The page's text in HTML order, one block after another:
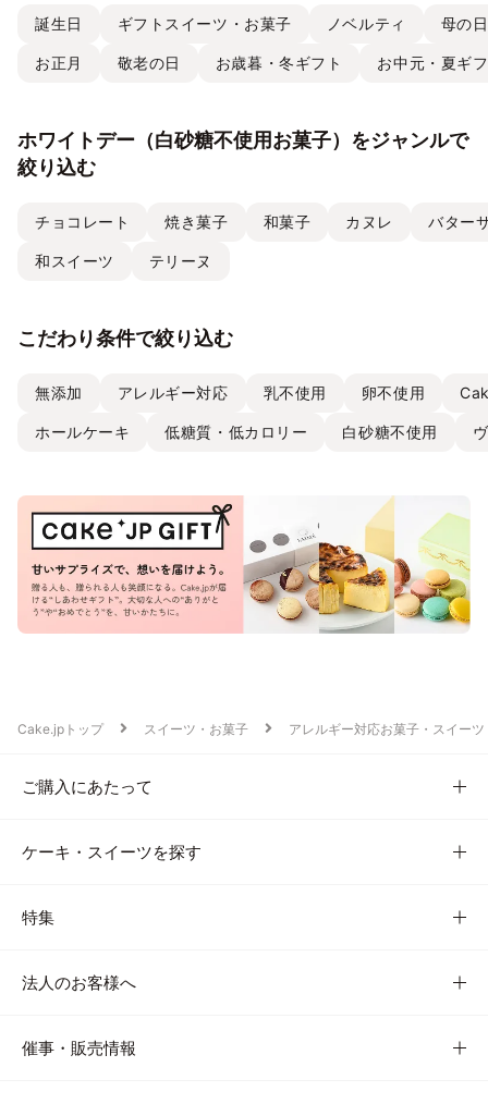
誕生日 ギフトスイーツ・お菓子 ノベルティ 母の日
お正月 敬老の日 お歳暮・冬ギフト お中元・夏ギ
ホワイトデー（白砂糖不使用お菓子）をジャンルで
絞り込む
チョコレート 焼き菓子 和菓子 カヌレ バター
和スイーツ テリーヌ
こだわり条件で絞り込む
無添加 アレルギー対応 乳不使用 卵不使用
ホールケーキ 低糖質・低カロリー 白砂糖不使用
Cake.jpトップ スイーツ・お菓子 アレルギー対応お菓子・スイーツ
ご購入にあたって
ケーキ・スイーツを探す
特集
法人のお客様へ
催事・販売情報